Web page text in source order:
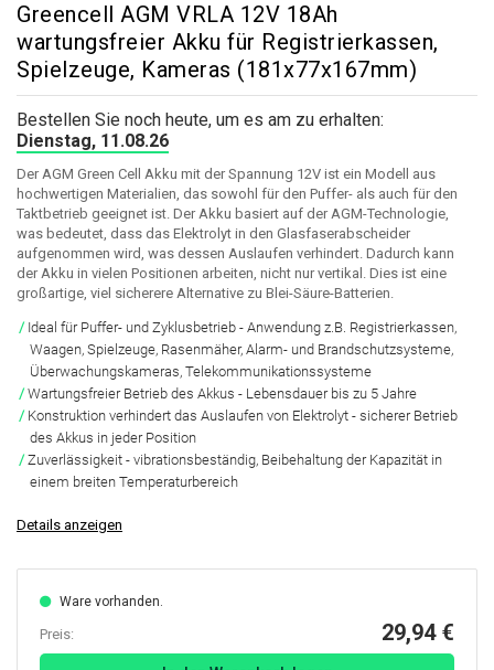
Greencell AGM VRLA 12V 18Ah
wartungsfreier Akku für Registrierkassen,
Spielzeuge, Kameras (181x77x167mm)
Bestellen Sie noch heute, um es am zu erhalten:
Dienstag, 11.08.26
Der AGM Green Cell Akku mit der Spannung 12V ist ein Modell aus
hochwertigen Materialien, das sowohl für den Puffer- als auch für den
Taktbetrieb geeignet ist. Der Akku basiert auf der AGM-Technologie,
was bedeutet, dass das Elektrolyt in den Glasfaserabscheider
aufgenommen wird, was dessen Auslaufen verhindert. Dadurch kann
der Akku in vielen Positionen arbeiten, nicht nur vertikal. Dies ist eine
großartige, viel sicherere Alternative zu Blei-Säure-Batterien.
Ideal für Puffer- und Zyklusbetrieb - Anwendung z.B. Registrierkassen,
Waagen, Spielzeuge, Rasenmäher, Alarm- und Brandschutzsysteme,
Überwachungskameras, Telekommunikationssysteme
Wartungsfreier Betrieb des Akkus - Lebensdauer bis zu 5 Jahre
Konstruktion verhindert das Auslaufen von Elektrolyt - sicherer Betrieb
des Akkus in jeder Position
Zuverlässigkeit - vibrationsbeständig, Beibehaltung der Kapazität in
einem breiten Temperaturbereich
Details anzeigen
Ware vorhanden.
Preis: 29,94 €